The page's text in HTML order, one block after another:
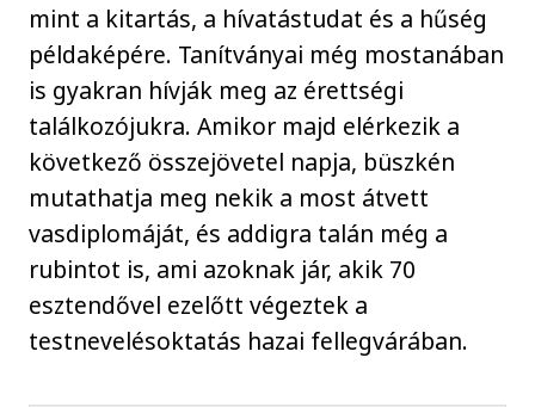
mint a kitartás, a hívatástudat és a hűség
példaképére. Tanítványai még mostanában
is gyakran hívják meg az érettségi
találkozójukra. Amikor majd elérkezik a
következő összejövetel napja, büszkén
mutathatja meg nekik a most átvett
vasdiplomáját, és addigra talán még a
rubintot is, ami azoknak jár, akik 70
esztendővel ezelőtt végeztek a
testnevelésoktatás hazai fellegvárában.